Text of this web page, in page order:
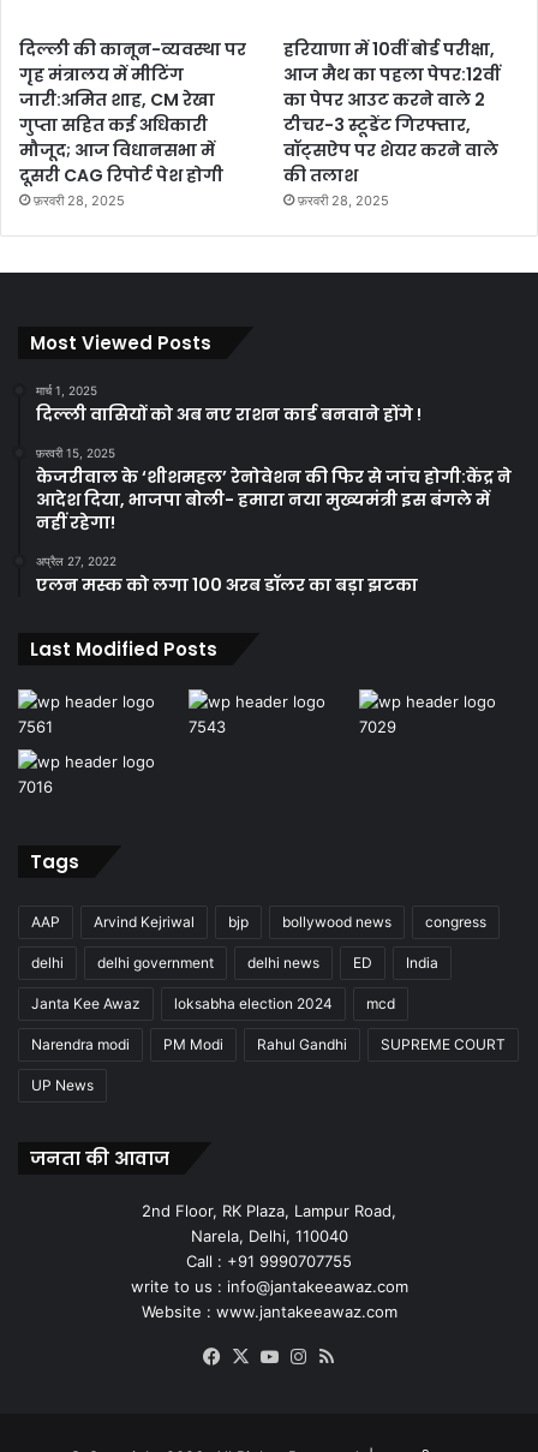
दिल्ली की कानून-व्यवस्था पर
गृह मंत्रालय में मीटिंग
जारी:अमित शाह, CM रेखा
गुप्ता सहित कई अधिकारी
मौजूद; आज विधानसभा में
दूसरी CAG रिपोर्ट पेश होगी
फ़रवरी 28, 2025
हरियाणा में 10वीं बोर्ड परीक्षा,
आज मैथ का पहला पेपर:12वीं
का पेपर आउट करने वाले 2
टीचर-3 स्टूडेंट गिरफ्तार,
वॉट्सऐप पर शेयर करने वाले
की तलाश
फ़रवरी 28, 2025
Most Viewed Posts
मार्च 1, 2025
दिल्ली वासियों को अब नए राशन कार्ड बनवाने होंगे !
फ़रवरी 15, 2025
केजरीवाल के ‘शीशमहल’ रेनोवेशन की फिर से जांच होगी:केंद्र ने
आदेश दिया, भाजपा बोली- हमारा नया मुख्यमंत्री इस बंगले में
नहीं रहेगा!
अप्रैल 27, 2022
एलन मस्क को लगा 100 अरब डॉलर का बड़ा झटका
Last Modified Posts
Tags
AAP Arvind Kejriwal bjp bollywood news congress
delhi delhi government delhi news ED India
Janta Kee Awaz loksabha election 2024 mcd
Narendra modi PM Modi Rahul Gandhi SUPREME COURT
UP News
जनता की आवाज
2nd Floor, RK Plaza, Lampur Road,
Narela, Delhi, 110040
Call : +91 9990707755
write to us : info@jantakeeawaz.com
Website : www.jantakeeawaz.com
Facebook
X YouTubeInstagram